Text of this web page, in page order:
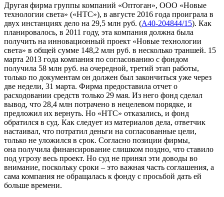
Другая фирма группы компаний «Оптоган», ООО «Новые
технологии света» («НТС»), в августе 2016 года проиграла в
двух инстанциях дело на 29,5 млн руб. (А40-204844/15). Как
планировалось, в 2011 году, эта компания должна была
получить на инновационный проект «Новые технологии
света» в общей сумме 148,2 млн руб. в несколько траншей. 15
марта 2013 года компания по согласованию с фондом
получила 58 млн руб. на очередной, третий этап работы,
только по документам он должен был закончиться уже через
две недели, 31 марта. Фирма предоставила отчет о
расходовании средств только 29 мая. Из него фонд сделал
вывод, что 28,4 млн потрачено в нецелевом порядке, и
предложил их вернуть. Но «НТС» отказались, и фонд
обратился в суд. Как следует из материалов дела, ответчик
настаивал, что потратил деньги на согласованные цели,
только не уложился в срок. Согласно позиции фирмы,
она получила финансирование слишком поздно, что ставило
под угрозу весь проект. Но суд не принял эти доводы во
внимание, поскольку сроки – это важная часть соглашения, а
сама компания не обращалась к фонду с просьбой дать ей
больше времени.